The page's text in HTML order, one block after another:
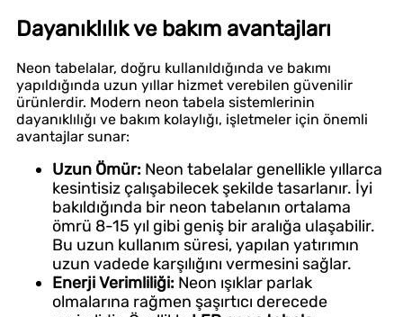
Dayanıklılık ve bakım avantajları
Neon tabelalar, doğru kullanıldığında ve bakımı
yapıldığında uzun yıllar hizmet verebilen güvenilir
ürünlerdir. Modern neon tabela sistemlerinin
dayanıklılığı ve bakım kolaylığı, işletmeler için önemli
avantajlar sunar:
Uzun Ömür: Neon tabelalar genellikle yıllarca
kesintisiz çalışabilecek şekilde tasarlanır. İyi
bakıldığında bir neon tabelanın ortalama
ömrü 8-15 yıl gibi geniş bir aralığa ulaşabilir.
Bu uzun kullanım süresi, yapılan yatırımın
uzun vadede karşılığını vermesini sağlar.
Enerji Verimliliği: Neon ışıklar parlak
olmalarına rağmen şaşırtıcı derecede